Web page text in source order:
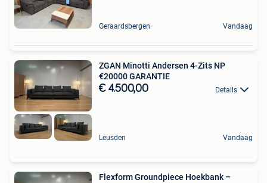
Geraardsbergen Vandaag
ZGAN Minotti Andersen 4-Zits NP
€20000 GARANTIE
€ 4.500,00 Details
Leusden Vandaag
Flexform Groundpiece Hoekbank –